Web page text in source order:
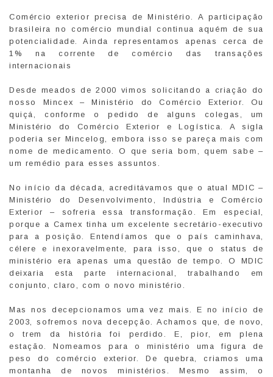
Comércio exterior precisa de Ministério. A participação
brasileira no comércio mundial continua aquém de sua
potencialidade. Ainda representamos apenas cerca de
1% na corrente de comércio das transações
internacionais
Desde meados de 2000 vimos solicitando a criação do
nosso Mincex – Ministério do Comércio Exterior. Ou
quiçá, conforme o pedido de alguns colegas, um
Ministério do Comércio Exterior e Logística. A sigla
poderia ser Mincelog, embora isso se pareça mais com
nome de medicamento. O que seria bom, quem sabe –
um remédio para esses assuntos.
No início da década, acreditávamos que o atual MDIC –
Ministério do Desenvolvimento, Indústria e Comércio
Exterior – sofreria essa transformação. Em especial,
porque a Camex tinha um excelente secretário-executivo
para a posição. Entendíamos que o país caminhava,
célere e inexoravelmente, para isso, que o status de
ministério era apenas uma questão de tempo. O MDIC
deixaria esta parte internacional, trabalhando em
conjunto, claro, com o novo ministério.
Mas nos decepcionamos uma vez mais. E no início de
2003, sofremos nova decepção. Achamos que, de novo,
o trem da história foi perdido. E, pior, em plena
estação. Nomeamos para o ministério uma figura de
peso do comércio exterior. De quebra, criamos uma
montanha de novos ministérios. Mesmo assim, o